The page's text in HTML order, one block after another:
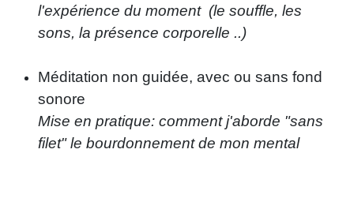
l'expérience du moment (le souffle, les
sons, la présence corporelle ..)
Méditation non guidée, avec ou sans fond
sonore
Mise en pratique: comment j'aborde "sans
filet" le bourdonnement de mon mental